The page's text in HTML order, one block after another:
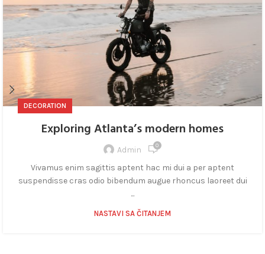
DECORATION
Exploring Atlanta’s modern homes
Admin 0
Vivamus enim sagittis aptent hac mi dui a per aptent
suspendisse cras odio bibendum augue rhoncus laoreet dui
...
NASTAVI SA ČITANJEM